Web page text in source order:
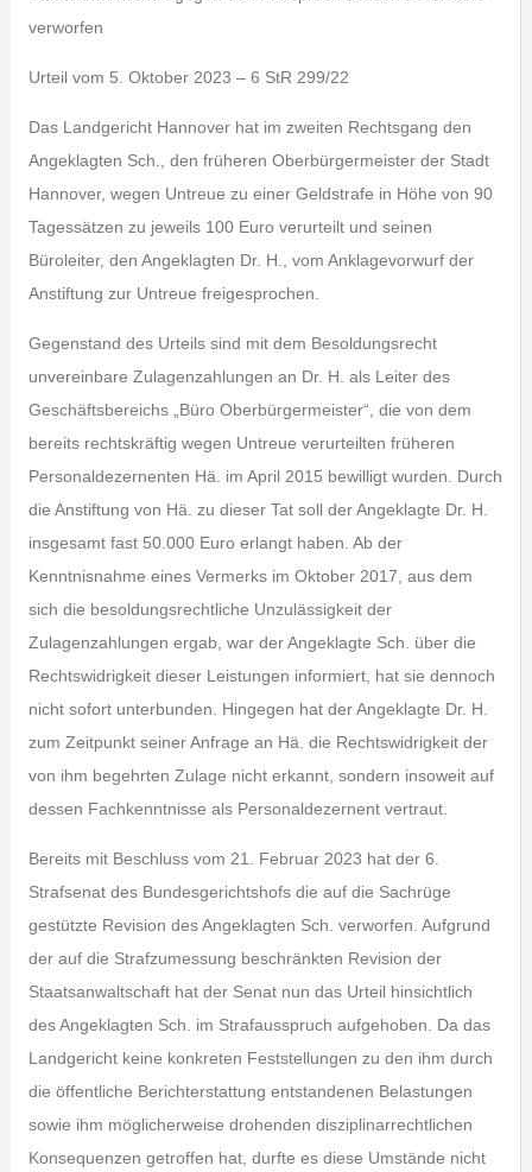
verworfen
Urteil vom 5. Oktober 2023 – 6 StR 299/22
Das Landgericht Hannover hat im zweiten Rechtsgang den
Angeklagten Sch., den früheren Oberbürgermeister der Stadt
Hannover, wegen Untreue zu einer Geldstrafe in Höhe von 90
Tagessätzen zu jeweils 100 Euro verurteilt und seinen
Büroleiter, den Angeklagten Dr. H., vom Anklagevorwurf der
Anstiftung zur Untreue freigesprochen.
Gegenstand des Urteils sind mit dem Besoldungsrecht
unvereinbare Zulagenzahlungen an Dr. H. als Leiter des
Geschäftsbereichs „Büro Oberbürgermeister“, die von dem
bereits rechtskräftig wegen Untreue verurteilten früheren
Personaldezernenten Hä. im April 2015 bewilligt wurden. Durch
die Anstiftung von Hä. zu dieser Tat soll der Angeklagte Dr. H.
insgesamt fast 50.000 Euro erlangt haben. Ab der
Kenntnisnahme eines Vermerks im Oktober 2017, aus dem
sich die besoldungsrechtliche Unzulässigkeit der
Zulagenzahlungen ergab, war der Angeklagte Sch. über die
Rechtswidrigkeit dieser Leistungen informiert, hat sie dennoch
nicht sofort unterbunden. Hingegen hat der Angeklagte Dr. H.
zum Zeitpunkt seiner Anfrage an Hä. die Rechtswidrigkeit der
von ihm begehrten Zulage nicht erkannt, sondern insoweit auf
dessen Fachkenntnisse als Personaldezernent vertraut.
Bereits mit Beschluss vom 21. Februar 2023 hat der 6.
Strafsenat des Bundesgerichtshofs die auf die Sachrüge
gestützte Revision des Angeklagten Sch. verworfen. Aufgrund
der auf die Strafzumessung beschränkten Revision der
Staatsanwaltschaft hat der Senat nun das Urteil hinsichtlich
des Angeklagten Sch. im Strafausspruch aufgehoben. Da das
Landgericht keine konkreten Feststellungen zu den ihm durch
die öffentliche Berichterstattung entstandenen Belastungen
sowie ihm möglicherweise drohenden disziplinarrechtlichen
Konsequenzen getroffen hat, durfte es diese Umstände nicht